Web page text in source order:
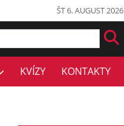
ŠT 6. AUGUST 2026
KVÍZY KONTAKTY